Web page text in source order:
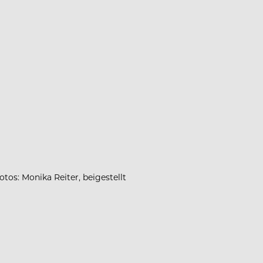
Monika Reiter, beigestellt